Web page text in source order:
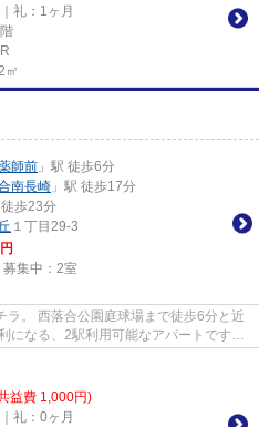
礼：1ヶ月
㎡
師前 」駅 徒歩6分
南長崎 」駅 徒歩17分
徒歩23分
１丁目29-3
集中： 2室
。 西落合公園庭球場まで徒歩6分と近
になる、2駅利用可能なアパートです。
益費 1,000円)
礼：0ヶ月